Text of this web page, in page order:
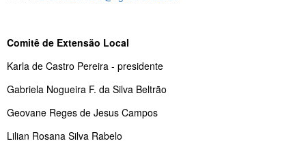
Comitê de Extensão Local
Karla de Castro Pereira - presidente
Gabriela Nogueira F. da Silva Beltrão
Geovane Reges de Jesus Campos
Lilian Rosana Silva Rabelo